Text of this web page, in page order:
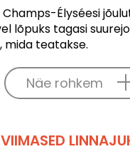
Champs-Élysée­si
lõpuks tagasi
mida teatakse.
Näe rohkem
VIIMASED